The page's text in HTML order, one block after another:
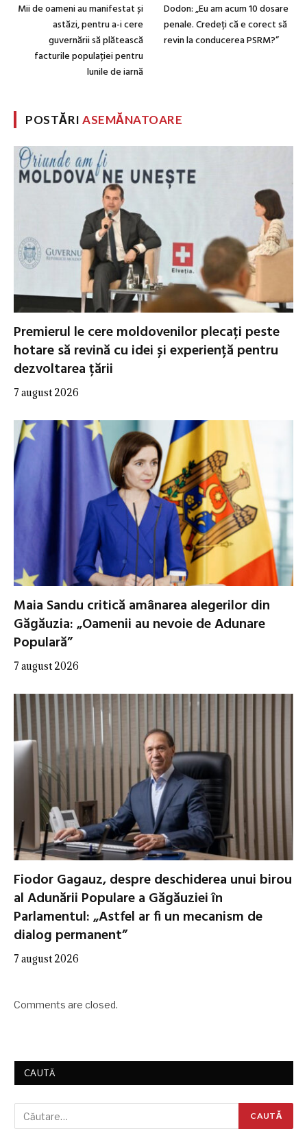
Mii de oameni au manifestat și
astăzi, pentru a-i cere
guvernării să plătească
facturile populației pentru
lunile de iarnă
Dodon: „Eu am acum 10 dosare
penale. Credeți că e corect să
revin la conducerea PSRM?”
POSTĂRIASEMĂNATOARE
Premierul le cere moldovenilor plecați peste
hotare să revină cu idei și experiență pentru
dezvoltarea țării
7 august 2026
Maia Sandu critică amânarea alegerilor din
Găgăuzia: „Oamenii au nevoie de Adunare
Populară”
7 august 2026
Fiodor Gagauz, despre deschiderea unui birou
al Adunării Populare a Găgăuziei în
Parlamentul: „Astfel ar fi un mecanism de
dialog permanent”
7 august 2026
Comments are closed.
CAUTĂ